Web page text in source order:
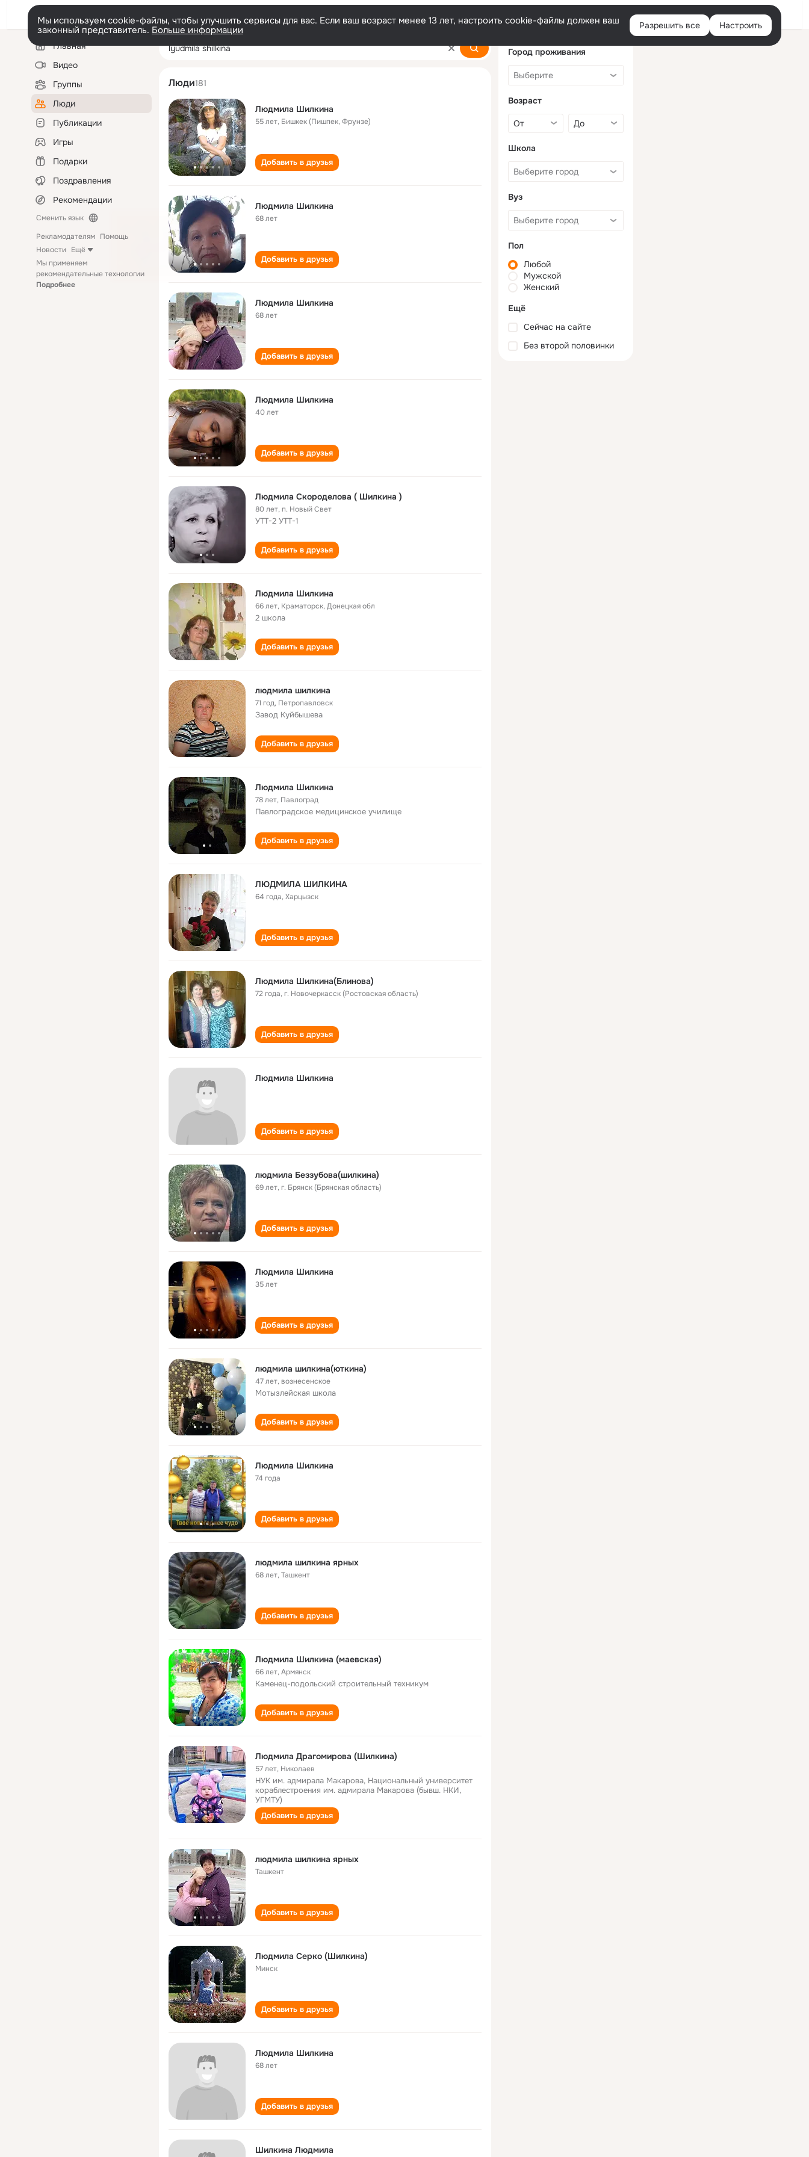
Войти
Мы используем cookie-файлы, чтобы улучшить сервисы для вас. Если ваш возраст менее 13 лет, настроить cookie-файлы должен ваш
законный представитель. Больше информации Разрешить все Настроить
Левая
колонкаГлавная
Видео
Группы
Люди
Публикации
Игры
Подарки
Поздравления
Рекомендации
Сменить язык
Рекламодателям Помощь
Новости Ещё
Мы применяем
рекомендательные технологии
Подробнее
lyudmila shilkina
Люди181
Людмила Шилкина
55 лет, Бишкек (Пишпек, Фрунзе)
Добавить в друзья
Людмила Шилкина
68 лет
Добавить в друзья
Людмила Шилкина
68 лет
Добавить в друзья
Людмила Шилкина
40 лет
Добавить в друзья
Людмила Скороделова ( Шилкина )
80 лет,п. Новый Свет
УТТ-2 УТТ-1
Добавить в друзья
Людмила Шилкина
66 лет, Краматорск, Донецкая обл
2 школа
Добавить в друзья
людмила шилкина
71 год, Петропавловск
Завод Куйбышева
Добавить в друзья
Людмила Шилкина
78 лет, Павлоград
Павлоградское медицинское училище
Добавить в друзья
ЛЮДМИЛА ШИЛКИНА
64 года,Харцызск
Добавить в друзья
Людмила Шилкина(Блинова)
72 года,г. Новочеркасск (Ростовская область)
Добавить в друзья
Людмила Шилкина
Добавить в друзья
людмила Беззубова(шилкина)
69 лет,г. Брянск (Брянская область)
Добавить в друзья
Людмила Шилкина
35 лет
Добавить в друзья
людмила шилкина(юткина)
47 лет,вознесенское
Мотызлейская школа
Добавить в друзья
Людмила Шилкина
74 года
Добавить в друзья
людмила шилкина ярных
68 лет,Ташкент
Добавить в друзья
Людмила Шилкина (маевская)
66 лет,Армянск
Каменец-подольский строительный техникум
Добавить в друзья
Людмила Драгомирова (Шилкина)
57 лет, Николаев
НУК им. адмирала Макарова, Национальный университет
кораблестроения им. адмирала Макарова (бывш. НКИ,
УГМТУ)
Добавить в друзья
людмила шилкина ярных
Ташкент
Добавить в друзья
Людмила Серко (Шилкина)
Минск
Добавить в друзья
Людмила Шилкина
68 лет
Добавить в друзья
Шилкина Людмила
Город проживания
Возраст
Школа
Вуз
Пол
Любой
Мужской
Женский
Ещё
Сейчас на сайте
Без второй половинки